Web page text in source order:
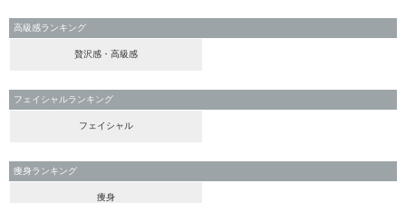
高級感ランキング
贅沢感・高級感
フェイシャルランキング
フェイシャル
痩身ランキング
痩身